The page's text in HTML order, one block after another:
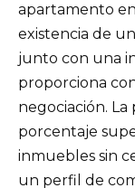
apartamento
existencia de
junto con una
proporciona
negociación.
porcentaje
inmuebles sin
un perfil de